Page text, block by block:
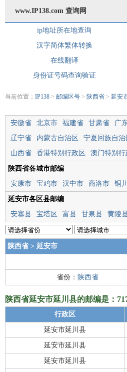
www.IP138.com 查询网
ip地址所在地查询
汉字简体繁体转换
在线翻译
身份证号码查询验证
当前位置： IP138 > 邮编区号 > 陕西省 > 延安
安徽省 北京市 福建省 甘肃省 广
辽宁省
内蒙古自治区 宁夏回族自治
山西省
香港特别行政区 澳门特别行
陕西省各城市邮编
安康市
宝鸡市 汉中市 商洛市 铜
延安市各区县邮编
安塞县
宝塔区 富县 甘泉县 黄陵
陕西省> 延安市
省份： 陕西省
陕西省延安市延川县的邮编是：
行政区
延安市延川县
延安市延川县
延安市延川县